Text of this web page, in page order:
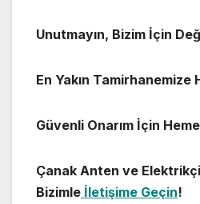
Unutmayın, Bizim İçin
En Yakın Tamirhanemize
Güvenli Onarım İçin
Çanak Anten ve
Bizimle İletişime Geçin!